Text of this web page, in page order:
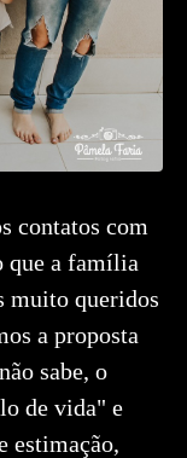
contatos com
que a família
muito queridos
a proposta
sabe, o
de vida" e
estimação,